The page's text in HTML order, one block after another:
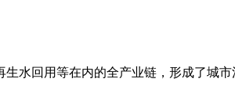
水回用等在内的全产业链，形成了城市